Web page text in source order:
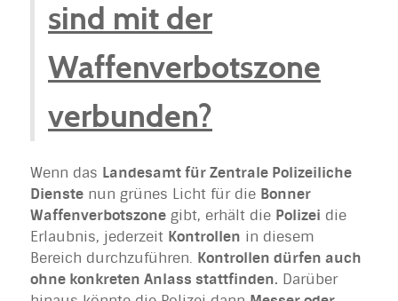
sind mit der
Waffenverbotszone
verbunden?
Wenn das Landesamt für Zentrale Polizeiliche
Dienste nun grünes Licht für die Bonner
Waffenverbotszone gibt, erhält die Polizei die
Erlaubnis, jederzeit Kontrollen in diesem
Bereich durchzuführen. Kontrollen dürfen auch
ohne konkreten Anlass stattfinden. Darüber